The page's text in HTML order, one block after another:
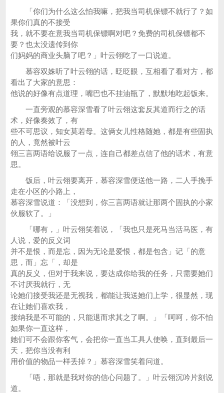
「你们为什么这么怕我嘛，把我当司机保镖不就行了？如
果你们真的不接受
我，就不要在意我当司机保镖啊对吧？免费的司机保镖都不
要？也太没遗传到你
们妈妈的商业头脑了吧？」叶云翎吃了一口说道。
慕容双姝听了叶云翎的话，眨眨眼，互相看了看对方，都
看出了大家的意思：
他说的好像有点道理，嘴巴也不挂油瓶了，默默地吃起饭来。
一直旁观的慕容深雪看了叶云翎这套反其道而行之的话
术，好像奏效了，有
些不可思议，知女莫若母。这俩女儿性格随她，都是有些固执
的人，竟然被叶云
翎三言两语给说服了一点，连自己都差点信了他的话术，有意
思。
饭后，叶云翎要离开，慕容深雪便送他一路，二人手挽手
走在小区的小路上，
慕容深雪说道：「没想到，你三言两语就让那两个固执的小家
伙服软了。」
「哪有，」叶云翎笑着说，「我也只是死马当活马医，有
人说，爱的反义词
并不是恨，而是忘，因为无论是爱恨，都是包含」记「的意
思，而」忘「，却是
真的反义，但对于我来说，要达成你给我的任务，只需要她们
不讨厌我就行，无
论她们接受我还是无视我，都能让我送她们上学，很显然，现
在让她们喜欢我，
接纳我是不可能的，只能退而求其之了啊。」「呵呵，你不怕
如果你一直这样，
她们可不会跟你客气，会把你一直当工具人使唤，直到最后一
天，把你当没有利
用价值的物品一样丢掉？」慕容深雪笑着问道。
「唔，那就是我对你的信心问题了。」叶云翎沉吟片刻说
道。